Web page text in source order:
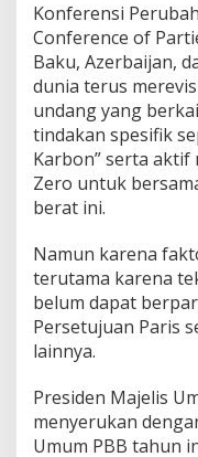
Konferensi
Conference of
Baku, Azerbaijan,
dunia terus
undang yang
tindakan spesifik
Karbon” serta aktif
Zero untuk
berat ini.
Namun karena
terutama karena
belum dapat
Persetujuan Paris
lainnya.
Presiden Majelis
menyerukan
Umum PBB tahun